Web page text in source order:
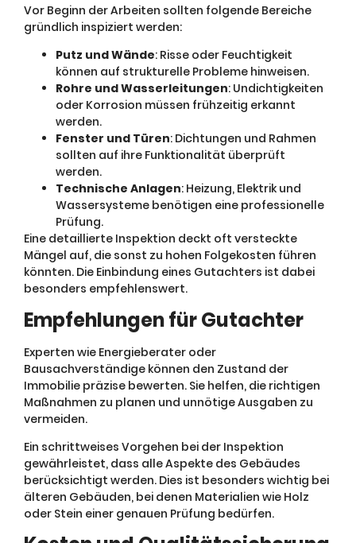
Vor Beginn der Arbeiten sollten folgende Bereiche
gründlich inspiziert werden:
Putz und Wände: Risse oder Feuchtigkeit
können auf strukturelle Probleme hinweisen.
Rohre und Wasserleitungen: Undichtigkeiten
oder Korrosion müssen frühzeitig erkannt
werden.
Fenster und Türen: Dichtungen und Rahmen
sollten auf ihre Funktionalität überprüft
werden.
Technische Anlagen: Heizung, Elektrik und
Wassersysteme benötigen eine professionelle
Prüfung.
Eine detaillierte Inspektion deckt oft versteckte
Mängel auf, die sonst zu hohen Folgekosten führen
könnten. Die Einbindung eines Gutachters ist dabei
besonders empfehlenswert.
Empfehlungen für Gutachter
Experten wie Energieberater oder
Bausachverständige können den Zustand der
Immobilie präzise bewerten. Sie helfen, die richtigen
Maßnahmen zu planen und unnötige Ausgaben zu
vermeiden.
Ein schrittweises Vorgehen bei der Inspektion
gewährleistet, dass alle Aspekte des Gebäudes
berücksichtigt werden. Dies ist besonders wichtig bei
älteren Gebäuden, bei denen Materialien wie Holz
oder Stein einer genauen Prüfung bedürfen.